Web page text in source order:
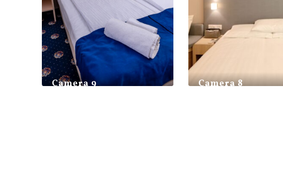
Camera 9 Camera 8